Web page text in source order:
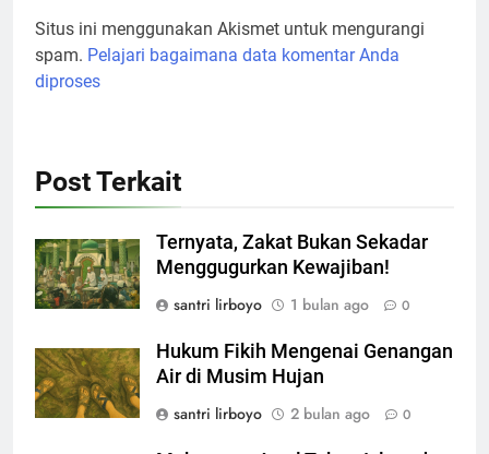
Situs ini menggunakan Akismet untuk mengurangi
spam. Pelajari bagaimana data komentar Anda
diproses
Post Terkait
Ternyata, Zakat Bukan Sekadar
Menggugurkan Kewajiban!
santri lirboyo
1 bulan ago 0
Hukum Fikih Mengenai Genangan
Air di Musim Hujan
santri lirboyo
2 bulan ago 0